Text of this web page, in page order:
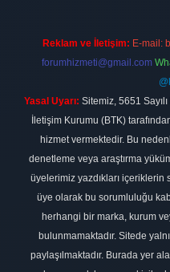
Reklam ve İletişim: E-mail:
forumhizmeti@gmail.com
Yasal Uyarı: Sitemiz, 5651
İletişim Kurumu (BTK)
hizmet vermektedir. Bu
denetleme veya araştırma
üyelerimiz yazdıkları içeriklerin
üye olarak bu sorumluluğu
herhangi bir marka, kurum
bulunmamaktadır. Sitede
paylaşılmaktadır. Burada yer